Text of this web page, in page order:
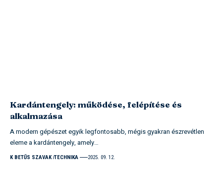
Kardántengely: működése, felépítése és
alkalmazása
A modern gépészet egyik legfontosabb, mégis gyakran észrevétlen
eleme a kardántengely, amely…
K BETŰS SZAVAK TECHNIKA 2025. 09. 12.